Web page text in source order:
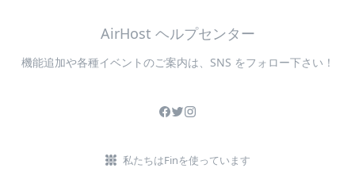
AirHost ヘルプセンター
機能追加や各種イベントのご案内は、SNS をフォロー下さい！
私たちはFinを使っています